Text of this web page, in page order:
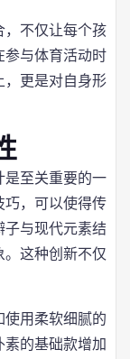
，不仅让每个孩
参与体育活动时
，更是对自身形
是至关重要的一
巧，可以使得传
与现代元素结
这种创新不仅
用柔软细腻的
的基础款增加